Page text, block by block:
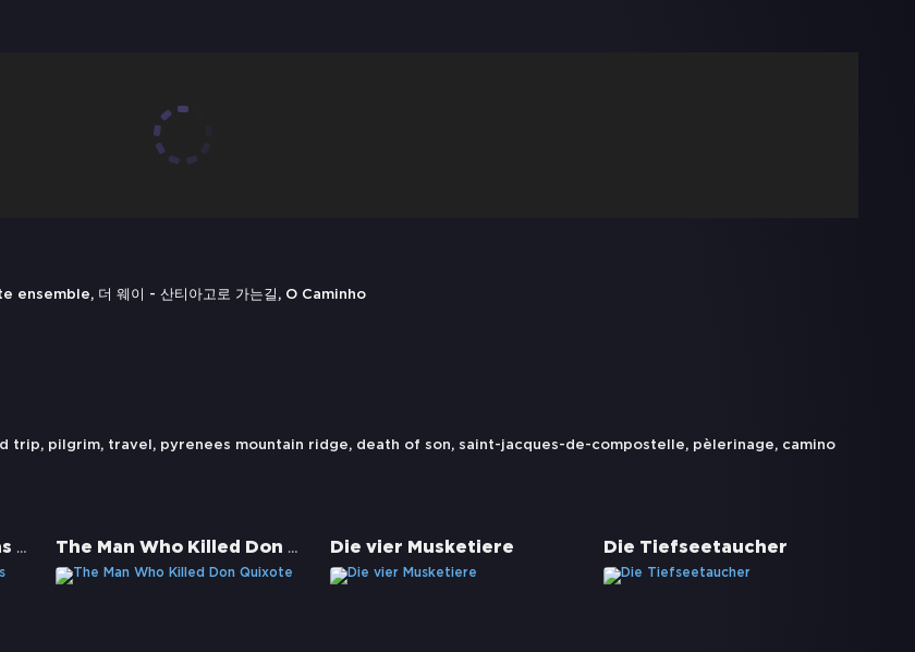
더 웨이 - 산티아고로 가는길, O Caminho
trip, pilgrim, travel , pyrenees mountain ridge, death of son, saint-jacques-de-compostelle, pèlerinage, camino
Fear and Loathing in Las Vegas The Man Who Killed Don Quixote Die vier Musketiere Die Tiefseetaucher